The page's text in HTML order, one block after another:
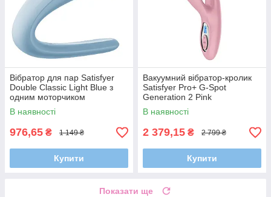
Вібратор для пар Satisfyer
Double Classic Light Blue з
одним моторчиком
В наявності
976,65 ₴ 1 149 ₴
Купити
Вакуумний вібратор-кролик
Satisfyer Pro+ G-Spot
Generation 2 Pink
В наявності
2 379,15 ₴ 2 799 ₴
Купити
Показати ще